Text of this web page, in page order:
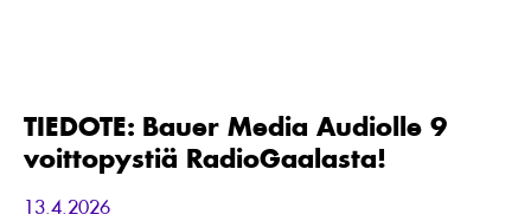
Audiolle
9
voittopystiä
TIEDOTE: Bauer Media Audiolle 9
voittopystiä RadioGaalasta!
13.4.2026